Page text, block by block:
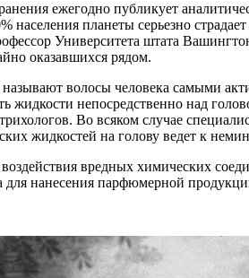
ежегодно публикует
населения планеты серьезно
Университета штата
оказавшихся рядом.
волосы человека самыми
жидкости непосредственно над
Во всяком случае
жидкостей на голову ведет к
вредных химических
для нанесения парфюмерной